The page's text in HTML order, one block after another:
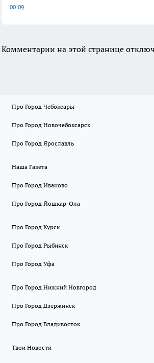
00:09
Комментарии на этой странице
Про Город Чебоксары
Про Город Новочебоксарск
Про Город Ярославль
Наша Газета
Про Город Иваново
Про Город Йошкар-Ола
Про Город Курск
Про Город Рыбинск
Про Город Уфа
Про Город Нижний Новгород
Про Город Дзержинск
Про Город Владивосток
Твои Новости